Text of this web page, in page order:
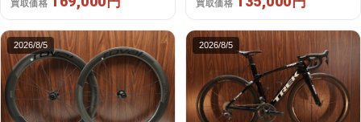
買取価格 買取価格
2026/8/5 2026/8/5